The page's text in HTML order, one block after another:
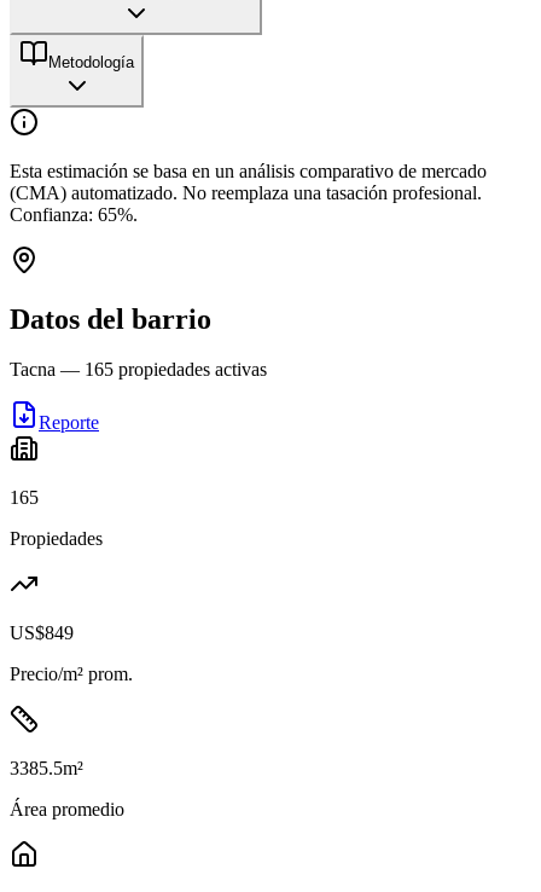
Metodología
Esta estimación se basa en un análisis comparativo de mercado
(CMA) automatizado. No reemplaza una tasación profesional.
Confianza: 65%.
Datos del barrio
Tacna — 165 propiedades activas
Reporte
165
Propiedades
US$849
Precio/m² prom.
3385.5m²
Área promedio